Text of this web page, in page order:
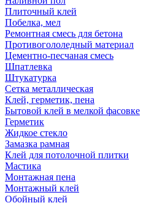
Плиточный клей
Побелка, мел
Ремонтная смесь для бетона
Противогололедный материал
Цементно-песчаная смесь
Шпатлевка
Штукатурка
Сетка металлическая
Клей, герметик, пена
Бытовой клей в мелкой фасовке
Герметик
Жидкое стекло
Замазка рамная
Клей для потолочной плитки
Мастика
Монтажная пена
Монтажный клей
Обойный клей